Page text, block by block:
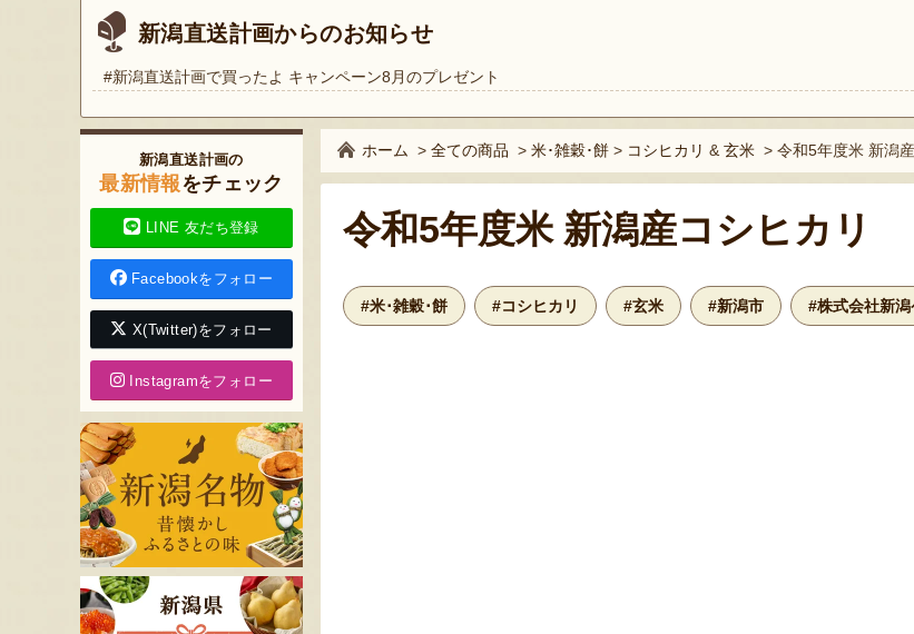
新潟直送計画からのお知らせ
#新潟直送計画で買ったよ キャンペーン8月のプレゼント
ホーム > 全ての商品 > 米･雑穀･餅 > コシヒカリ & 玄米 > 令和5年度米 新潟
令和5年度米 新潟産コシヒカリ
#米･雑穀･餅 #コシヒカリ #玄米 #新潟市 #株式会社新潟
新潟直送計画の
最新情報をチェック
LINE 友だち登録
Facebookをフォロー
X(Twitter)をフォロー
Instagramをフォロー